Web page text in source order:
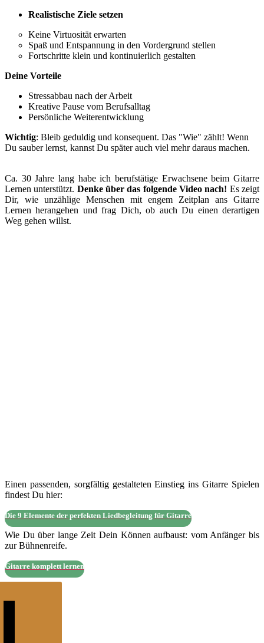
Realistische Ziele setzen
Keine Virtuosität erwarten
Spaß und Entspannung in den Vordergrund stellen
Fortschritte klein und kontinuierlich gestalten
Deine Vorteile
Stressabbau nach der Arbeit
Kreative Pause vom Berufsalltag
Persönliche Weiterentwicklung
Wichtig: Bleib geduldig und konsequent. Das "Wie" zählt! Wenn
Du sauber lernst, kannst Du später auch viel mehr daraus machen.
Ca. 30 Jahre lang habe ich berufstätige Erwachsene beim Gitarre
Lernen unterstützt. Denke über das folgende Video nach! Es zeigt
Dir, wie unzählige Menschen mit engem Zeitplan ans Gitarre
Lernen herangehen und frag Dich, ob auch Du einen derartigen
Weg gehen willst.
Einen passenden, sorgfältig gestalteten Einstieg ins Gitarre Spielen
findest Du hier:
Die 9 Elemente der perfekten Liedbegleitung für Gitarre
Wie Du über lange Zeit Dein Können aufbaust: vom Anfänger bis
zur Bühnenreife.
Gitarre komplett lernen